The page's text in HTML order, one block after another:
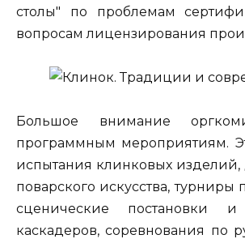
столы" по проблемам
вопросам лицензирования
Большое внимание
программным мероприятиям.
испытания клинковых изделий,
поварского искусства, турниры
сценические постановки и
каскадеров, соревнования по